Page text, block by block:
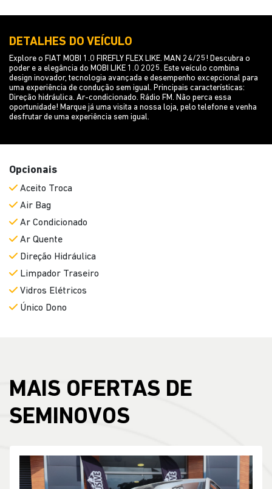
DETALHES DO VEÍCULO
Explore o FIAT MOBI 1.0 FIREFLY FLEX LIKE. MAN 24/25! Descubra o
poder e a elegância do MOBI LIKE 1.0 2025. Este veículo combina
design inovador, tecnologia avançada e desempenho excepcional para
uma experiência de condução sem igual. Principais características:
Direção hidráulica. Ar-condicionado. Rádio FM. Não perca essa
oportunidade! Marque já uma visita a nossa loja, pelo telefone e venha
desfrutar de uma experiência sem igual.
Opcionais
Aceito Troca
Air Bag
Ar Condicionado
Ar Quente
Direção Hidráulica
Limpador Traseiro
Vidros Elétricos
Único Dono
MAIS OFERTAS DE
SEMINOVOS